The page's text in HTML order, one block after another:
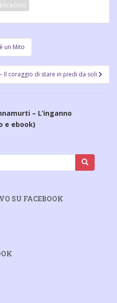
un Mito
Il coraggio di stare in piedi da soli
– L’inganno
e ebook)
SU FACEBOOK